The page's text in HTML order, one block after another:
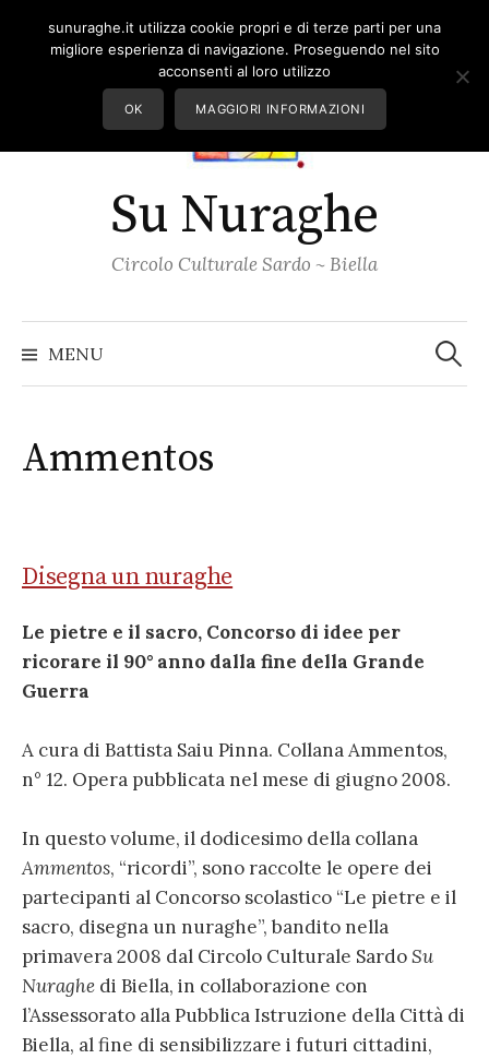
Su Nuraghe
Circolo Culturale Sardo ~ Biella
MENU per:
Ammentos
Disegna un nuraghe
Le pietre e il sacro, Concorso di idee per
ricorare il 90° anno dalla fine della Grande
Guerra
A cura di Battista Saiu Pinna. Collana Ammentos,
n° 12. Opera pubblicata nel mese di giugno 2008.
In questo volume, il dodicesimo della collana
Ammentos, “ricordi”, sono raccolte le opere dei
partecipanti al Concorso scolastico “Le pietre e il
sacro, disegna un nuraghe”, bandito nella
primavera 2008 dal Circolo Culturale SardoSu
Nuraghe di Biella, in collaborazione con
l’Assessorato alla Pubblica Istruzione della Città di
Biella, al fine di sensibilizzare i futuri cittadini,
sunuraghe.it utilizza cookie propri e di terze parti per una
migliore esperienza di navigazione. Proseguendo nel sito
acconsenti al loro utilizzo
OK MAGGIORI INFORMAZIONI